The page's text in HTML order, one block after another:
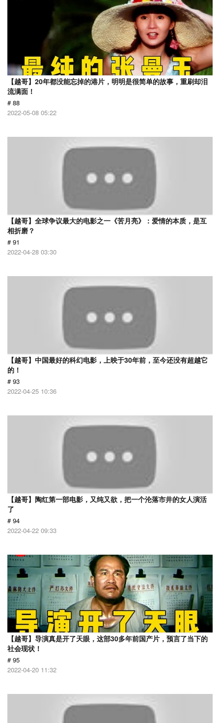
【越哥】20年都没能忘掉的港片，明明是很简单的故事，重刷却泪
流满面！
# 88
2022-05-08 05:22
【越哥】全球争议最大的电影之一《苦月亮》：爱情的本质，是互
相折磨？
# 91
2022-04-28 03:30
【越哥】中国最好的科幻电影，上映于30年前，至今还没有超越它
的！
# 93
2022-04-25 10:36
【越哥】陶红第一部电影，又纯又欲，把一个沦落市井的女人演活
了
# 94
2022-04-22 09:33
【越哥】导演真是开了天眼，这部30多年前国产片，预言了当下的
社会现状！
# 95
2022-04-20 11:32